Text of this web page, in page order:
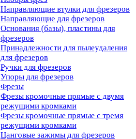
Направляющие втулки для фрезеров
Направляющие для фрезеров
Основания (базы), пластины для
фрезеров
Принадлежности для пылеудаления
для фрезеров
Ручки для фрезеров
Упоры для фрезеров
Фрезы
Фрезы кромочные прямые с двумя
режущими кромками
Фрезы кромочные прямые с тремя
режущими кромками
Цанговые зажимы для фрезеров